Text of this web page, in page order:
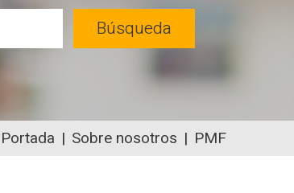
ACADÉMICOS SOBRE
Búsqueda
Portada Sobre nosotros PMF